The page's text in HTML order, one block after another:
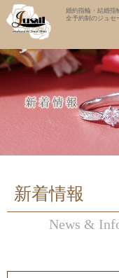
婚約指輪・結婚指
全予約制のジュセ
新着情報
News &